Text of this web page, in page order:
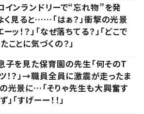
インランドリーで“忘れ物”を発
く見ると……「はぁ？」衝撃の光景
ーッ！？」「なぜ落ちてる？」「どこで
ことに気づくの？」
子を見た保育園の先生「何そのT
！？」→職員全員に激震が走ったま
光景に…「そりゃ先生も大興奮す
」「すげーー！！」